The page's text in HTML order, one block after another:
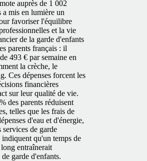
auprès de 1 002
a mis en lumière un
favoriser l'équilibre
et la vie
de la garde d'enfants
parents français : il
493 € par semaine en
la crèche, le
Ces dépenses forcent les
financières
sur leur qualité de vie.
des parents réduisent
telles que les frais de
d'eau et d'énergie,
de garde
qu'un temps de
entraînerait
garde d'enfants.